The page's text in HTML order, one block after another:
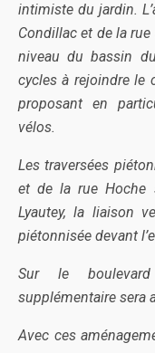
intimiste du jardin.
Condillac et de la rue
niveau du bassin
cycles à rejoindre le
proposant en
vélos.
Les traversées
et de la rue Hoche
Lyautey, la liaison
piétonnisée devant
Sur le
supplémentaire sera
Avec ces